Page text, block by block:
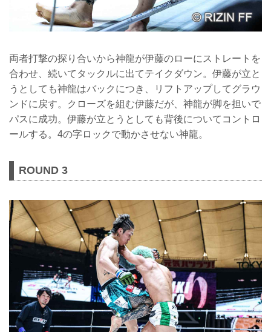
両者打撃の探り合いから神龍が伊藤のローにストレートを
合わせ、続いてタックルに出てテイクダウン。伊藤が立と
うとしても神龍はバックにつき、リフトアップしてグラウ
ンドに戻す。クローズを組む伊藤だが、神龍が脚を担いで
パスに成功。伊藤が立とうとしても背後についてコントロ
ールする。4の字ロックで動かさせない神龍。
ROUND 3